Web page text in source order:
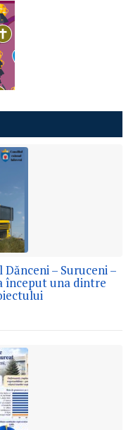
– Suruceni –
început una dintre